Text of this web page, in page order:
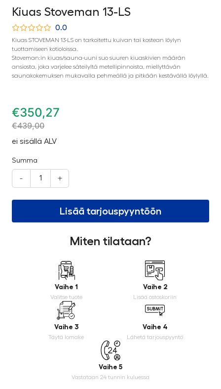
Kiuas Stoveman 13-LS
0.0
Kiuas STOVEMAN 13-LS on tarkoitettu kuivan tai kostean löylyn
tuottamiseen kotioloissa.
Stoveman:in kiuas/sauna-uuni suo suuren kiuaskivien määrän
ansiosta, joka varjelee säteilyltä metellipinnoista, miellyttävän
saunakokemuksen mukavalla pehmeällä ja pitkään kestävällä löylyllä.
€350,27
€439,00
ei sisällä ALV
Summa
- +
Lisää tarjouspyyntöön
Miten tilataan?
Vaihe 1
Valitse tuote
Vaihe 2
Lisää ostoskoriin
Vaihe 3
Täytä lomake
Vaihe 4
Lähetä tarjouspyyntö
Vaihe 5
Vastataan 24 tunnin kuluessa